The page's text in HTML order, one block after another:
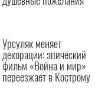
Урсуляк меняет
декорации: эпический
фильм «Война и мир»
переезжает в Кострому